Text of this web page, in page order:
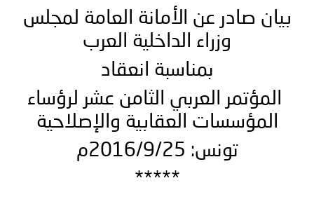
نحن
اتصل
بيان صادر عن الأمانة العامة لمجلس
وزراء الداخلية العرب
بمناسبة انعقاد
المؤتمر العربي الثامن عشر لرؤساء
المؤسسات العقابية والإصلاحية
تونس: 2016/9/25م
*****